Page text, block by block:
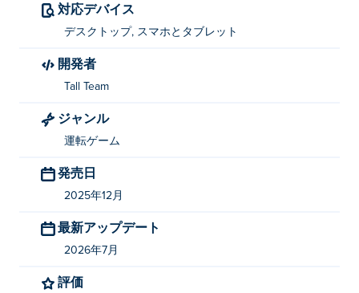
ブレーキ: Sまたは下矢印キー
ジャンプ：スペースバー
Obby RoadsはTall Teamによって開発されました。他の
Smash Karts!
ばいいですか?
対応デバイス
デスクトップ, スマホとタブレット
開発者
Tall Team
ジャンル
運転ゲーム
発売日
2025年12月
最新アップデート
2026年7月
評価